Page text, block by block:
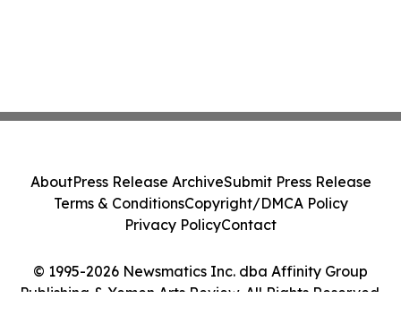
© 1995-2026 Newsmatics Inc. dba Affinity Group
Publishing & Yemen Arts Review. All Rights Reserved.
AboutPress Release ArchiveSubmit Press Release
Terms & ConditionsCopyright/DMCA Policy
Privacy PolicyContact